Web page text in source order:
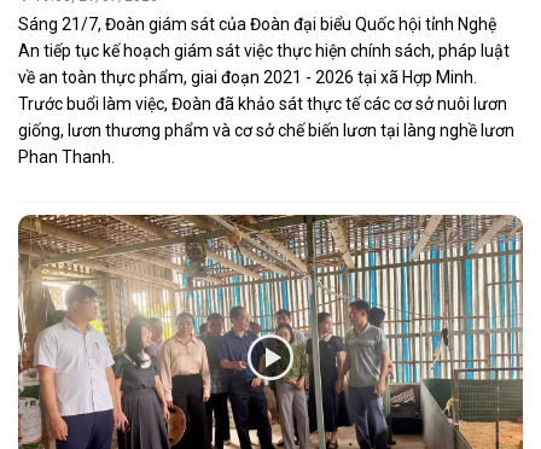
Bài cuối: Gỡ “điểm nghẽn” để khơi thông
nguồn lực
10:09, 21/07/2026
Khoảng cách từ nghiên cứu đến ứng dụng, thương mại hóa cùng
những vướng mắc về cơ chế, đất đai, vốn, nhân lực và hạ tầng
đang hạn chế khả năng tạo ra giá trị từ khoa học, công nghệ và đổi
mới sáng tạo (KHCN và ĐMST) tại Nghệ An... Qua giám sát, Đoàn